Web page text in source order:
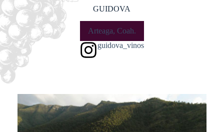
GUIDOVA
Arteaga, Coah.
guidova_vinos